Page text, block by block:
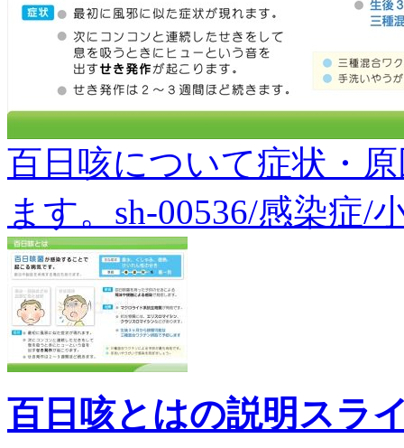
百日咳について症状・
ます。sh-00536/感染症/
百日咳とはの説明スラ